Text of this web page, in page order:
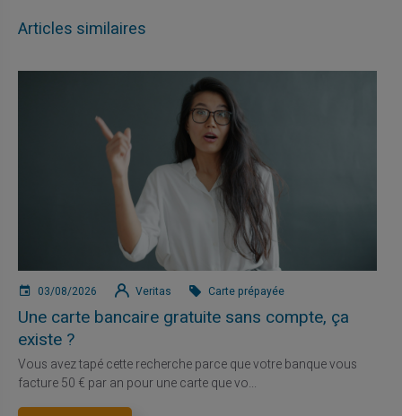
Articles similaires
03/08/2026 Veritas Carte prépayée
Une carte bancaire gratuite sans compte, ça
existe ?
Vous avez tapé cette recherche parce que votre banque vous
facture 50 € par an pour une carte que vo...